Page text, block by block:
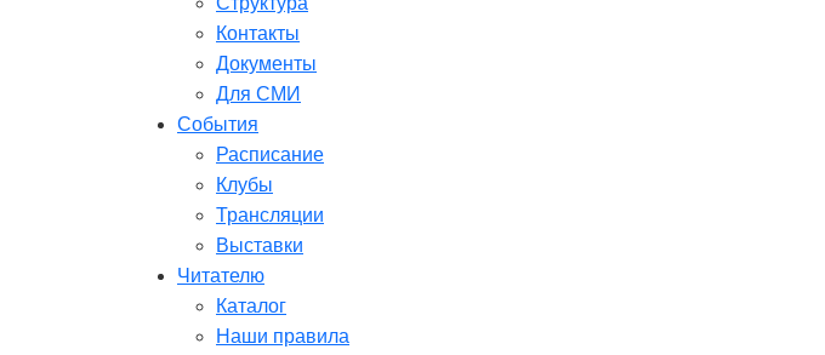
Контакты
Документы
Для СМИ
События
Расписание
Клубы
Трансляции
Выставки
Читателю
Каталог
Наши правила